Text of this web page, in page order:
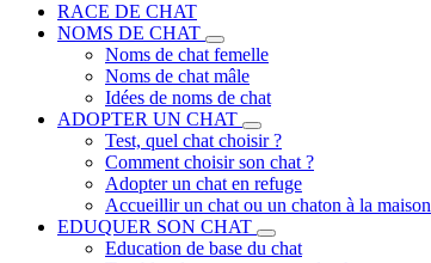
RACE DE CHAT
NOMS DE CHAT
Noms de chat femelle
Noms de chat mâle
Idées de noms de chat
ADOPTER UN CHAT
Test, quel chat choisir ?
Comment choisir son chat ?
Adopter un chat en refuge
Accueillir un chat ou un chaton à la maison
EDUQUER SON CHAT
Education de base du chat